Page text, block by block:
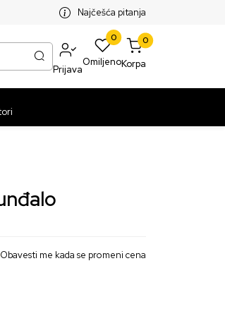
PREKO 5999 RSDNajčešća pitanja
Prijava
0
Omiljeno
0
Korpa
Obavesti me kada se promeni cena